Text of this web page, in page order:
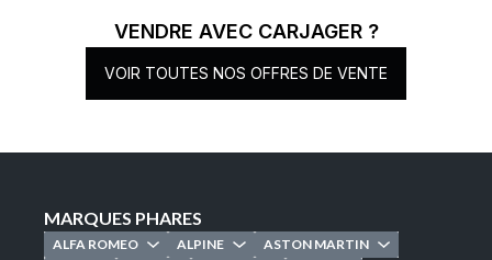
VENDRE AVEC CARJAGER ?
VOIR TOUTES NOS OFFRES DE VENTE
MARQUES PHARES
ALFA ROMEO ALPINE
ASTON MARTIN